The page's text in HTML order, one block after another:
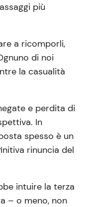
più
a ricomporli,
di noi
la casualità
e perdita di
In
spesso è un
rinuncia del
intuire la terza
– o meno, non